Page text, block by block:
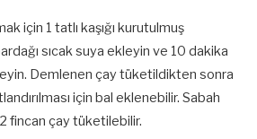
için 1 tatlı kaşığı kurutulmuş
sıcak suya ekleyin ve 10 dakika
Demlenen çay tüketildikten sonra
için bal eklenebilir. Sabah
fincan çay tüketilebilir.